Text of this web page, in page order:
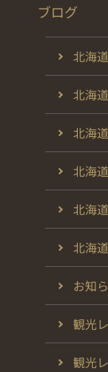
ブログ
北海
北海
北海
北海
北海
北海
お知
観光
観光